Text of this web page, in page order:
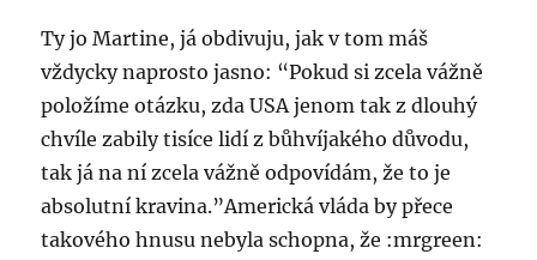
Ty jo Martine, já obdivuju, jak v tom máš
vždycky naprosto jasno: “Pokud si zcela vážně
položíme otázku, zda USA jenom tak z dlouhý
chvíle zabily tisíce lidí z bůhvíjakého důvodu,
tak já na ní zcela vážně odpovídám, že to je
absolutní kravina.”Americká vláda by přece
takového hnusu nebyla schopna, že :mrgreen: